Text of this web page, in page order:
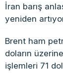
İran barış
yeniden
Brent ham
doların
işlemleri 71